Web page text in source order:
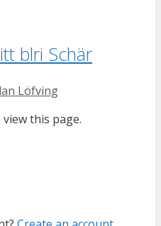
blri Schär
Löfving
this page.